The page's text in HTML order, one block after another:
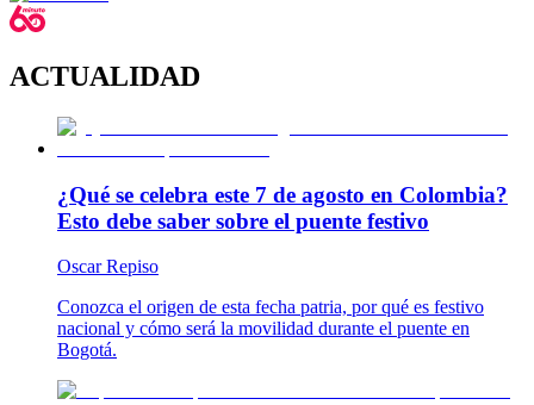
ACTUALIDAD
¿Qué se celebra este 7 de agosto en Colombia?
Esto debe saber sobre el puente festivo
Oscar Repiso
Conozca el origen de esta fecha patria, por qué es festivo
nacional y cómo será la movilidad durante el puente en
Bogotá.